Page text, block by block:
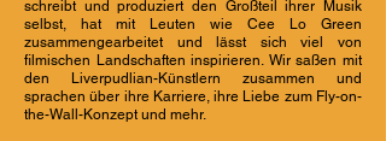
schreibt und produziert den Großteil ihrer Musik
selbst, hat mit Leuten wie Cee Lo Green
zusammengearbeitet und lässt sich viel von
filmischen Landschaften inspirieren. Wir saßen mit
den Liverpudlian-Künstlern zusammen und
sprachen über ihre Karriere, ihre Liebe zum Fly-on-
the-Wall-Konzept und mehr.